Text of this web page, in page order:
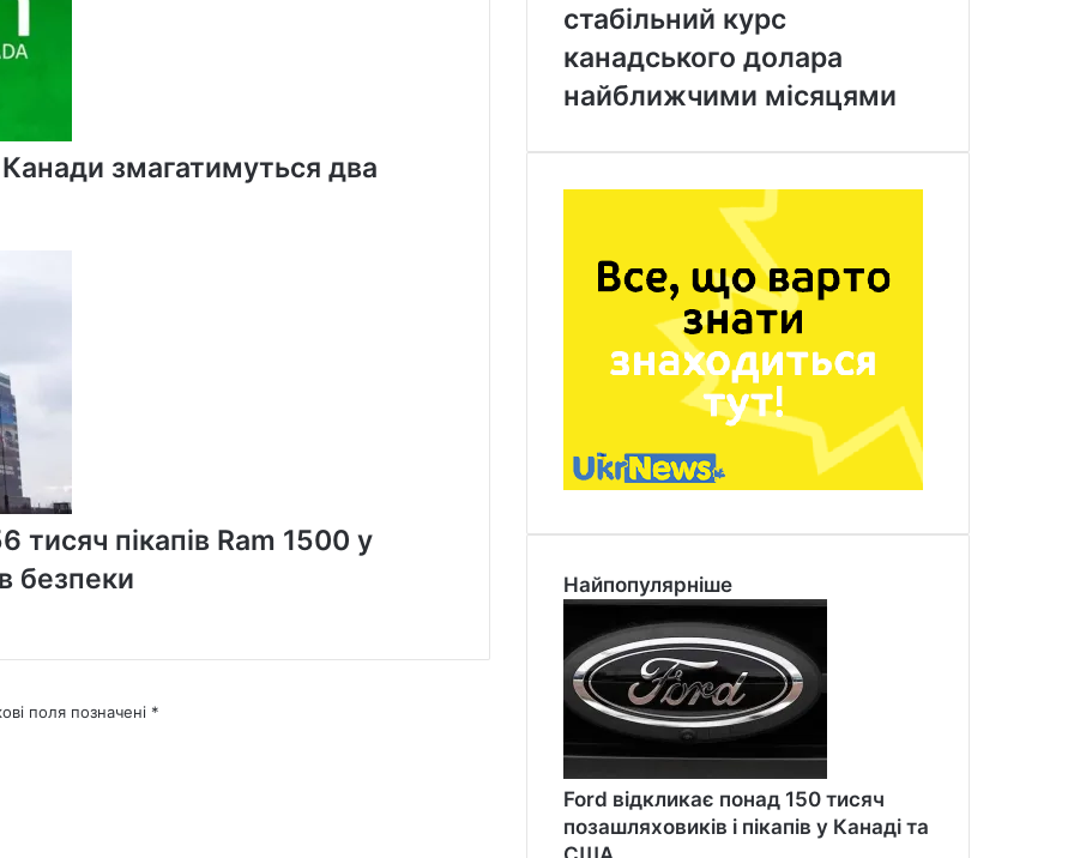
Канади змагатимуться два
тисяч пікапів Ram 1500 у
безпеки
поля позначені *
стабільний курс
канадського долара
найближчими місяцями
Найпопулярніше
Ford відкликає понад 150 тисяч
позашляховиків і пікапів у Канаді та